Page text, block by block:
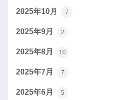
2025年10月 7
2025年9月 2
2025年8月 10
2025年7月 7
2025年6月 5